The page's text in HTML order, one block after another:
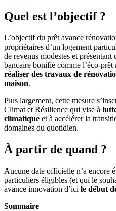
Quel est l’objectif ?
L’objectif du prêt avance
propriétaires d’un logement
de revenus modestes et
bancaire bonifié comme l’éco-
réaliser des travaux de
maison.
Plus largement, cette mesure
Climat et Résilience qui vise à
climatique et à accélérer la
domaines du quotidien.
À partir de quand ?
Aucune date officielle n’a encore
particuliers éligibles (et qui le
avance innovation d’ici le début
Sommaire